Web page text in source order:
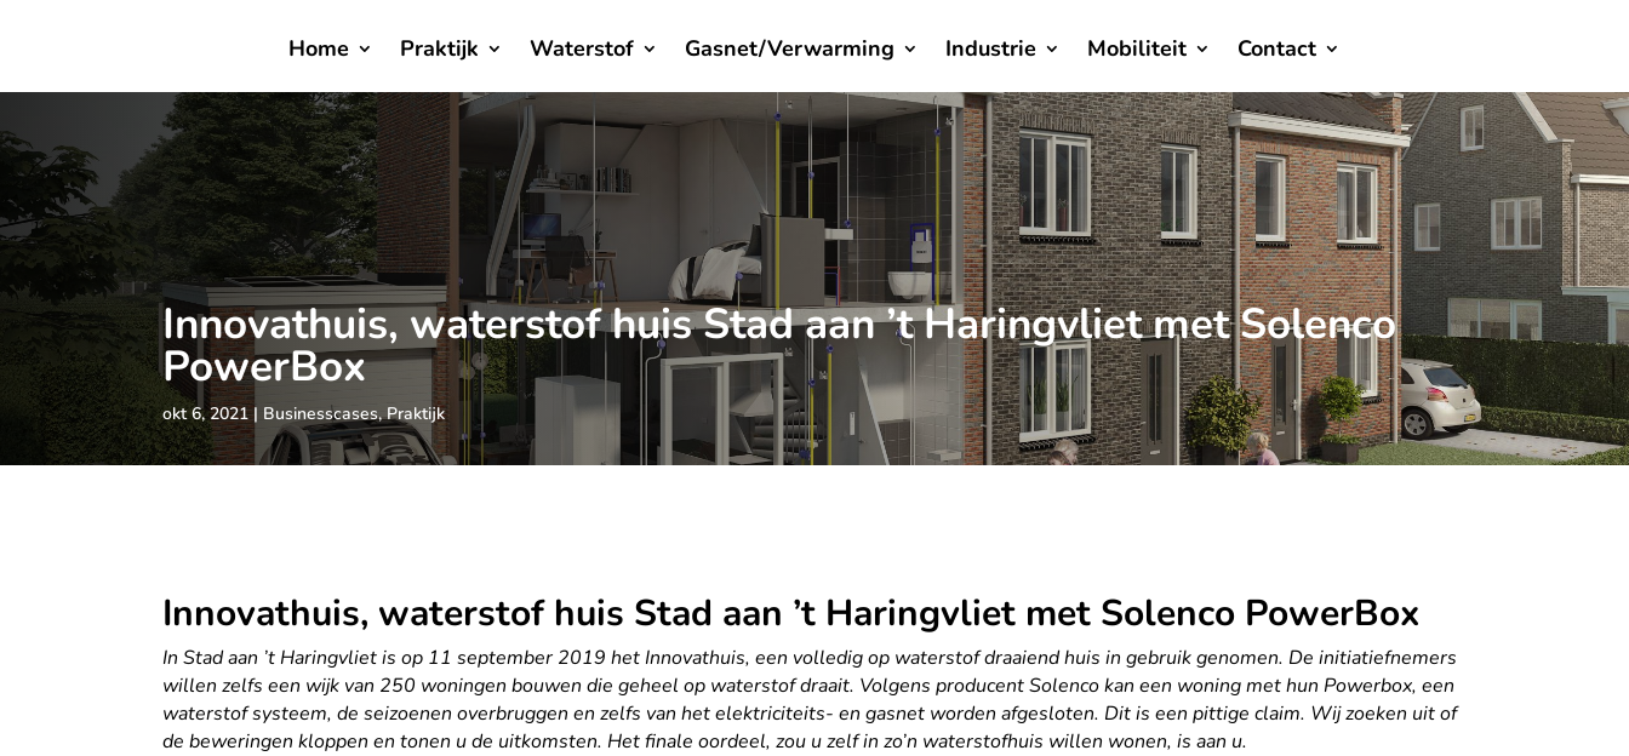
Home Praktijk Waterstof Gasnet/Verwarming Industrie Mobiliteit Contact
Innovathuis, waterstof huis Stad aan ’t Haringvliet met Solenco
PowerBox
okt 6, 2021 Businesscases,Praktijk
Innovathuis, waterstof huis Stad aan ’t Haringvliet met Solenco PowerBox
In Stad aan ’t Haringvliet is op 11 september 2019 het Innovathuis, een volledig op waterstof draaiend huis in gebruik genomen. De initiatiefnemers
willen zelfs een wijk van 250 woningen bouwen die geheel op waterstof draait. Volgens producent Solenco kan een woning met hun Powerbox, een
waterstof systeem, de seizoenen overbruggen en zelfs van het elektriciteits- en gasnet worden afgesloten. Dit is een pittige claim. Wij zoeken uit of
de beweringen kloppen en tonen u de uitkomsten. Het finale oordeel, zou u zelf in zo’n waterstofhuis willen wonen, is aan u.